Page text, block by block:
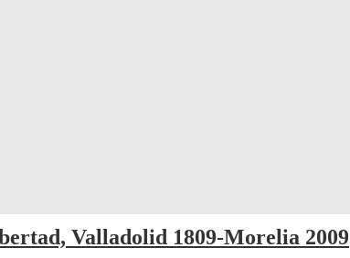
Valladolid 1809-Morelia 2009